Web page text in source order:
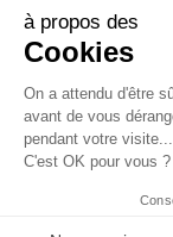
©2024 – CulturistiQ
droits réservés –
à propos des
Cookies
On a attendu d'être
avant de vous
pendant votre visite...
C'est OK pour vous ?